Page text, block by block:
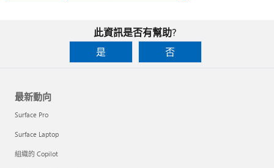
此資訊是否有幫助?
是
否
最新動向
Surface Pro
Surface Laptop
組織的 Copilot